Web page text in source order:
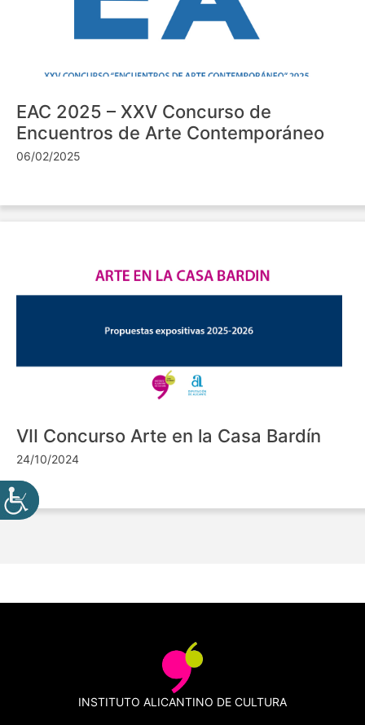
EAC 2025 – XXV Concurso de
Encuentros de Arte Contemporáneo
06/02/2025
VII Concurso Arte en la Casa Bardín
24/10/2024
INSTITUTO ALICANTINO DE CULTURA